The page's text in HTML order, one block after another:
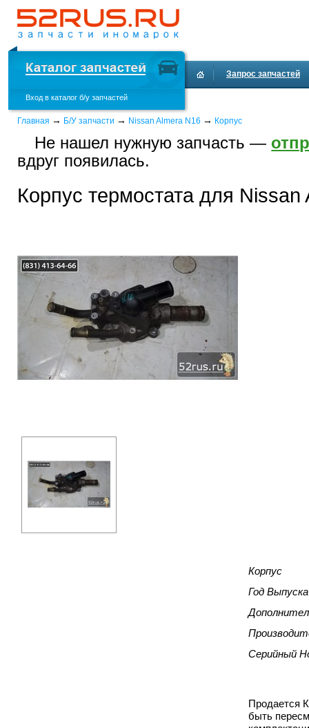
Вход в каталог б/у запчастей
Запрос запчастей
Главная → Б/У запчасти → Nissan Almera N16 → Корпус
Не нашел нужную запчасть —
вдруг появилась.
Корпус термостата для Nissan
Корпус
Год Выпуска
Серийный
Продается
быть